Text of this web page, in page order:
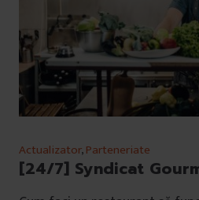
Actualizator,Parteneriate
[24/7] Syndicat